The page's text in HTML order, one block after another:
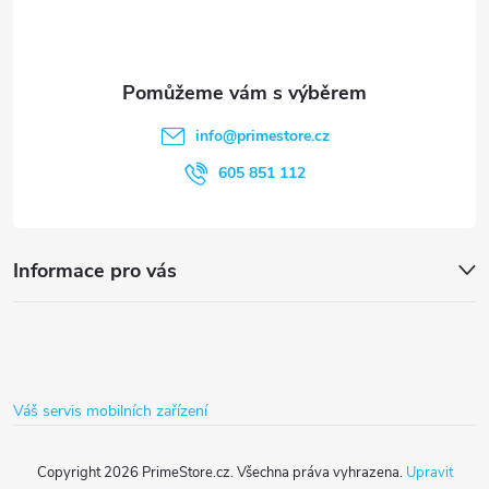
Informace pro vás
info@primestore.cz
605 851 112
Váš servis mobilních zařízení
Copyright 2026 PrimeStore.cz. Všechna práva vyhrazena. Upravit